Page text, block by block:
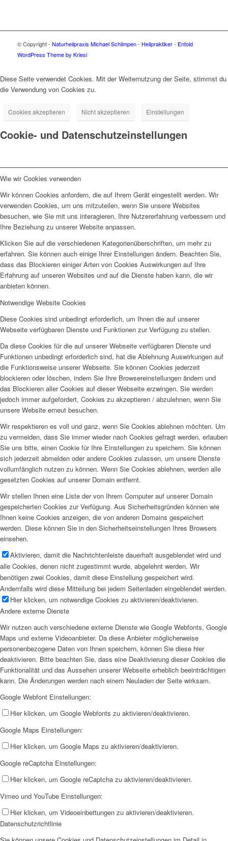
© Copyright - Naturheilpraxis Michael Schlimpen - Heilpraktiker- Enfold
WordPress Theme by Kriesi
Diese Seite verwendet Cookies. Mit der Weiternutzung der Seite, stimmst du
die Verwendung von Cookies zu.
Cookies akzeptieren Nicht akzeptieren Einstellungen
Cookie- und Datenschutzeinstellungen
Wie wir Cookies verwenden
Wir können Cookies anfordern, die auf Ihrem Gerät eingestellt werden. Wir
verwenden Cookies, um uns mitzuteilen, wenn Sie unsere Websites
besuchen, wie Sie mit uns interagieren, Ihre Nutzererfahrung verbessern und
Ihre Beziehung zu unserer Website anpassen.
Klicken Sie auf die verschiedenen Kategorienüberschriften, um mehr zu
erfahren. Sie können auch einige Ihrer Einstellungen ändern. Beachten Sie,
dass das Blockieren einiger Arten von Cookies Auswirkungen auf Ihre
Erfahrung auf unseren Websites und auf die Dienste haben kann, die wir
anbieten können.
Notwendige Website Cookies
Diese Cookies sind unbedingt erforderlich, um Ihnen die auf unserer
Webseite verfügbaren Dienste und Funktionen zur Verfügung zu stellen.
Da diese Cookies für die auf unserer Webseite verfügbaren Dienste und
Funktionen unbedingt erforderlich sind, hat die Ablehnung Auswirkungen auf
die Funktionsweise unserer Webseite. Sie können Cookies jederzeit
blockieren oder löschen, indem Sie Ihre Browsereinstellungen ändern und
das Blockieren aller Cookies auf dieser Webseite erzwingen. Sie werden
jedoch immer aufgefordert, Cookies zu akzeptieren / abzulehnen, wenn Sie
unsere Website erneut besuchen.
Wir respektieren es voll und ganz, wenn Sie Cookies ablehnen möchten. Um
zu vermeiden, dass Sie immer wieder nach Cookies gefragt werden, erlauben
Sie uns bitte, einen Cookie für Ihre Einstellungen zu speichern. Sie können
sich jederzeit abmelden oder andere Cookies zulassen, um unsere Dienste
vollumfänglich nutzen zu können. Wenn Sie Cookies ablehnen, werden alle
gesetzten Cookies auf unserer Domain entfernt.
Wir stellen Ihnen eine Liste der von Ihrem Computer auf unserer Domain
gespeicherten Cookies zur Verfügung. Aus Sicherheitsgründen können wie
Ihnen keine Cookies anzeigen, die von anderen Domains gespeichert
werden. Diese können Sie in den Sicherheitseinstellungen Ihres Browsers
einsehen.
Aktivieren, damit die Nachrichtenleiste dauerhaft ausgeblendet wird und
alle Cookies, denen nicht zugestimmt wurde, abgelehnt werden. Wir
benötigen zwei Cookies, damit diese Einstellung gespeichert wird.
Andernfalls wird diese Mitteilung bei jedem Seitenladen eingeblendet werden.
Hier klicken, um notwendige Cookies zu aktivieren/deaktivieren.
Andere externe Dienste
Wir nutzen auch verschiedene externe Dienste wie Google Webfonts, Google
Maps und externe Videoanbieter. Da diese Anbieter möglicherweise
personenbezogene Daten von Ihnen speichern, können Sie diese hier
deaktivieren. Bitte beachten Sie, dass eine Deaktivierung dieser Cookies die
Funktionalität und das Aussehen unserer Webseite erheblich beeinträchtigen
kann. Die Änderungen werden nach einem Neuladen der Seite wirksam.
Google Webfont Einstellungen:
Hier klicken, um Google Webfonts zu aktivieren/deaktivieren.
Google Maps Einstellungen:
Hier klicken, um Google Maps zu aktivieren/deaktivieren.
Google reCaptcha Einstellungen:
Hier klicken, um Google reCaptcha zu aktivieren/deaktivieren.
Vimeo und YouTube Einstellungen:
Hier klicken, um Videoeinbettungen zu aktivieren/deaktivieren.
Datenschutzrichtlinie